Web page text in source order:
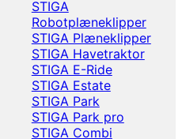
STIGA
Robotplæneklipper
STIGA Plæneklipper
STIGA Havetraktor
STIGA E-Ride
STIGA Estate
STIGA Park
STIGA Park pro
STIGA Combi